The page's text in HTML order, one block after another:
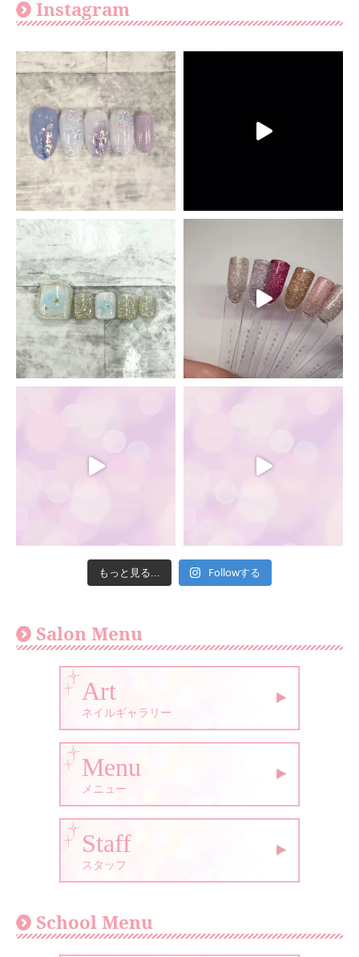
Instagram
もっと見る... Followする
Salon Menu
Art
ネイルギャラリー
Menu
メニュー
Staff
スタッフ
School Menu